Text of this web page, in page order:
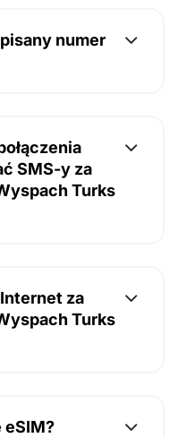
numer
SMS-y za
Turks
za
Turks
eSIM?